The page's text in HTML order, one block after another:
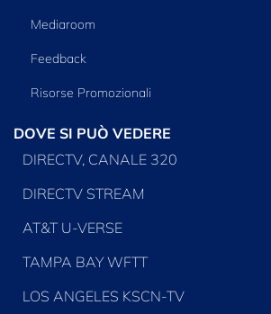
Mediaroom
Feedback
Risorse Promozionali
DOVE SI PUÒ VEDERE
DIRECTV, CANALE 320
DIRECTV STREAM
AT&T U-VERSE
TAMPA BAY WFTT
LOS ANGELES KSCN-TV